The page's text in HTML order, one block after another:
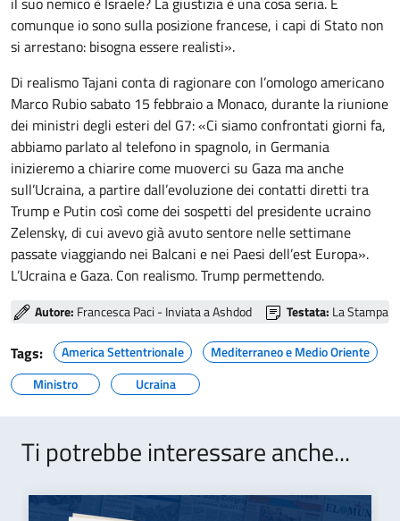
comunque io sono sulla posizione francese, i capi di Stato non
si arrestano: bisogna essere realisti».
Di realismo Tajani conta di ragionare con l’omologo americano
Marco Rubio sabato 15 febbraio a Monaco, durante la riunione
dei ministri degli esteri del G7: «Ci siamo confrontati giorni fa,
abbiamo parlato al telefono in spagnolo, in Germania
inizieremo a chiarire come muoverci su Gaza ma anche
sull’Ucraina, a partire dall’evoluzione dei contatti diretti tra
Trump e Putin così come dei sospetti del presidente ucraino
Zelensky, di cui avevo già avuto sentore nelle settimane
passate viaggiando nei Balcani e nei Paesi dell’est Europa».
L’Ucraina e Gaza. Con realismo. Trump permettendo.
Autore: Francesca Paci - Inviata a Ashdod Testata: La Stampa
Tags: America Settentrionale
Mediterraneo e Medio Oriente
Ministro
Ucraina
Ti potrebbe interessare anche...